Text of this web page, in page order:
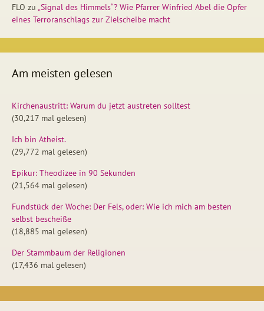
FLO zu „Signal des Himmels“? Wie Pfarrer Winfried Abel die Opfer
eines Terroranschlags zur Zielscheibe macht
Am meisten gelesen
Kirchenaustritt: Warum du jetzt austreten solltest
(30,217 mal gelesen)
Ich bin Atheist.
(29,772 mal gelesen)
Epikur: Theodizee in 90 Sekunden
(21,564 mal gelesen)
Fundstück der Woche: Der Fels, oder: Wie ich mich am besten
selbst bescheiße
(18,885 mal gelesen)
Der Stammbaum der Religionen
(17,436 mal gelesen)